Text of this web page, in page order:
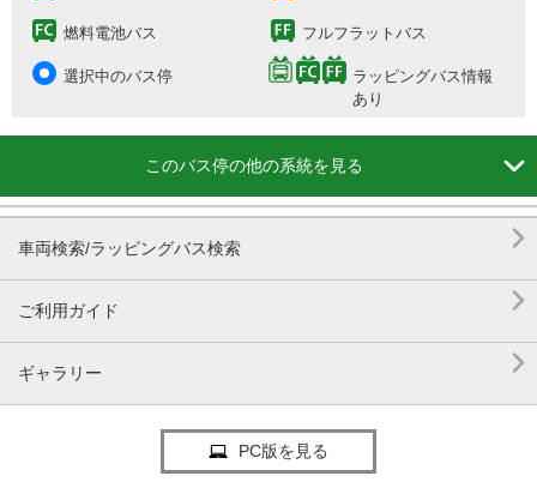
燃料電池バス フルフラットバス
選択中のバス停
ラッピングバス情報
あり
このバス停の他の系統を見る 
車両検索/ラッピングバス検索 
ご利用ガイド 
ギャラリー 
PC版を見る